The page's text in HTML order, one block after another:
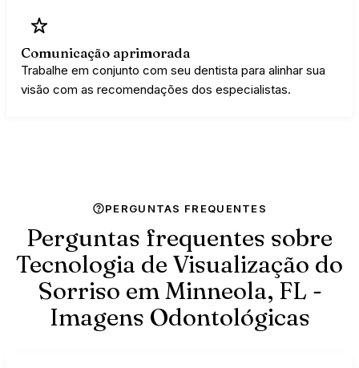
Comunicação aprimorada
Trabalhe em conjunto com seu dentista para alinhar sua
visão com as recomendações dos especialistas.
PERGUNTAS FREQUENTES
Perguntas frequentes sobre
Tecnologia de Visualização do
Sorriso em Minneola, FL -
Imagens Odontológicas